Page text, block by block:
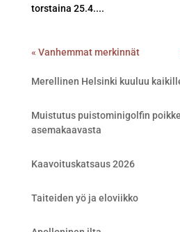
torstaina 25.4....
« Vanhemmat merkinnät
Merellinen Helsinki kuuluu
Muistutus puistominigolfin
asemakaavasta
Kaavoituskatsaus 2026
Taiteiden yö ja eloviikko